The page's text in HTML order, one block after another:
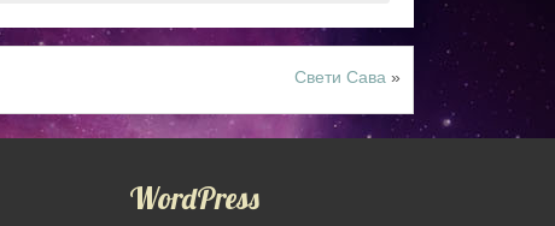
Свети Сава »
WordPress